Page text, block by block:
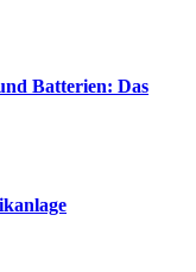
Batterien: Das